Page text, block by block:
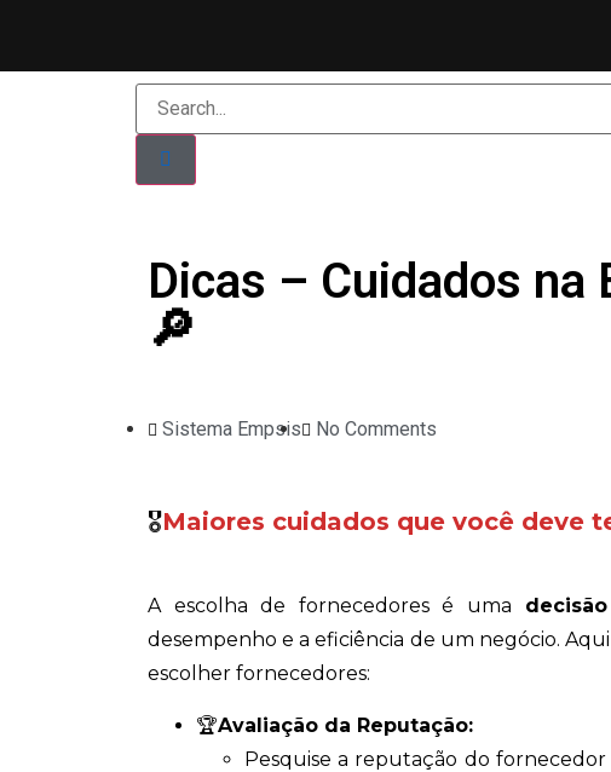
Dicas – Cuidados na
🔎
Sistema Empsis No Comments
🎖️Maiores cuidados que você deve
A escolha de fornecedores é uma
desempenho e a eficiência de um negócio.
escolher fornecedores:
🏆Avaliação da Reputação:
Pesquise a reputação do